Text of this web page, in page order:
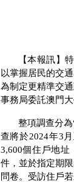
【本報訊】
以掌握居民的交
為制定更精準交
事務局委託澳門
整項調查分
查將於2024年3
3,600個住戶地址
件，並於指定期
問卷。受訪住戶